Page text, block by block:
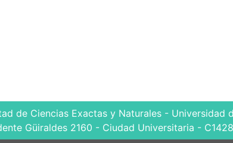
de Ciencias Exactas y Naturales - Universidad
Güiraldes 2160 - Ciudad Universitaria -